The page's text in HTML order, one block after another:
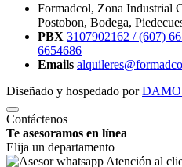
Formadcol, Zona Industrial
Postobon, Bodega,
PBX 3107902162 /(607)
6654686
Emails
Diseñado y hospedado por
Contáctenos
Te asesoramos en línea
Elija un departamento